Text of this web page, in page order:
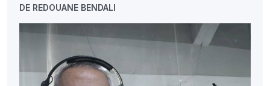
DE REDOUANE BENDALI